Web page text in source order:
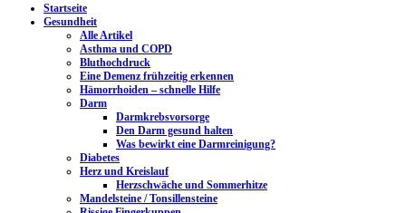
Startseite
Gesundheit
Alle Artikel
Asthma und COPD
Bluthochdruck
Eine Demenz frühzeitig erkennen
Hämorrhoiden – schnelle Hilfe
Darm
Darmkrebsvorsorge
Den Darm gesund halten
Was bewirkt eine Darmreinigung?
Diabetes
Herz und Kreislauf
Herzschwäche und Sommerhitze
Mandelsteine / Tonsillensteine